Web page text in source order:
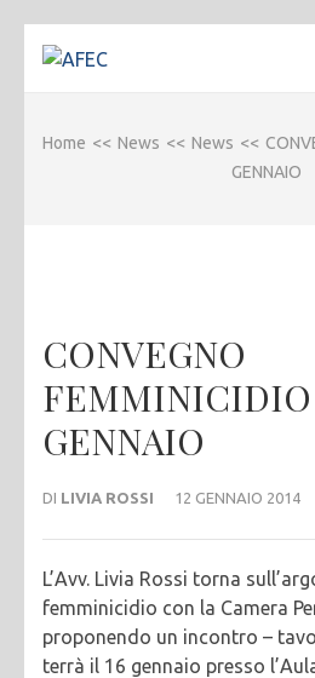
invio)
Home << News << News <<
GENNAIO
CONVEGNO
FEMMINICIDIO
GENNAIO
DI LIVIA ROSSI 12 GENNAIO 2014
L’Avv. Livia Rossi torna
femminicidio con la Camera
proponendo un incontro –
terrà il 16 gennaio presso